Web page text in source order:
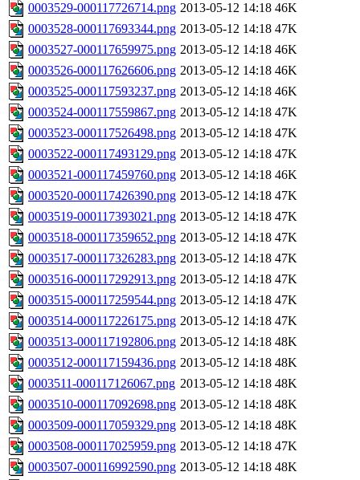
0003529-000117726714.png 2013-05-12 14:18 46K
0003528-000117693344.png 2013-05-12 14:18 47K
0003527-000117659975.png 2013-05-12 14:18 46K
0003526-000117626606.png 2013-05-12 14:18 46K
0003525-000117593237.png 2013-05-12 14:18 46K
0003524-000117559867.png 2013-05-12 14:18 47K
0003523-000117526498.png 2013-05-12 14:18 47K
0003522-000117493129.png 2013-05-12 14:18 47K
0003521-000117459760.png 2013-05-12 14:18 46K
0003520-000117426390.png 2013-05-12 14:18 47K
0003519-000117393021.png 2013-05-12 14:18 47K
0003518-000117359652.png 2013-05-12 14:18 47K
0003517-000117326283.png 2013-05-12 14:18 47K
0003516-000117292913.png 2013-05-12 14:18 47K
0003515-000117259544.png 2013-05-12 14:18 47K
0003514-000117226175.png 2013-05-12 14:18 47K
0003513-000117192806.png 2013-05-12 14:18 48K
0003512-000117159436.png 2013-05-12 14:18 48K
0003511-000117126067.png 2013-05-12 14:18 48K
0003510-000117092698.png 2013-05-12 14:18 48K
0003509-000117059329.png 2013-05-12 14:18 48K
0003508-000117025959.png 2013-05-12 14:18 47K
0003507-000116992590.png 2013-05-12 14:18 48K